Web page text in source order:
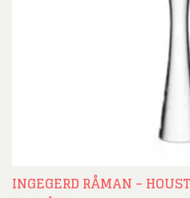
INGEGERD RÅMAN –